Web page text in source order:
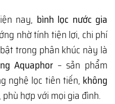
nay, bình lọc nước gia
nhờ tính tiện lợi, chi phí
trong phân khúc này là
Aquaphor – sản phẩm
nghệ lọc tiên tiến, không
phù hợp với mọi gia đình.